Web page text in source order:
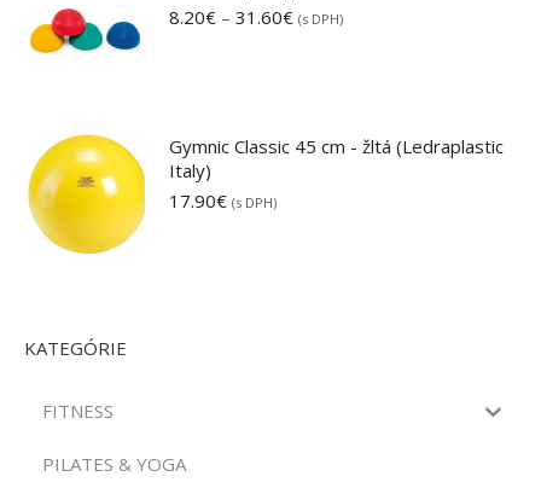
8.20€ – 31.60€Price
(s DPH)
Gymnic Classic 45 cm - žltá (Ledraplastic
Italy)
17.90€ (s DPH)
KATEGÓRIE
FITNESS
PILATES & YOGA